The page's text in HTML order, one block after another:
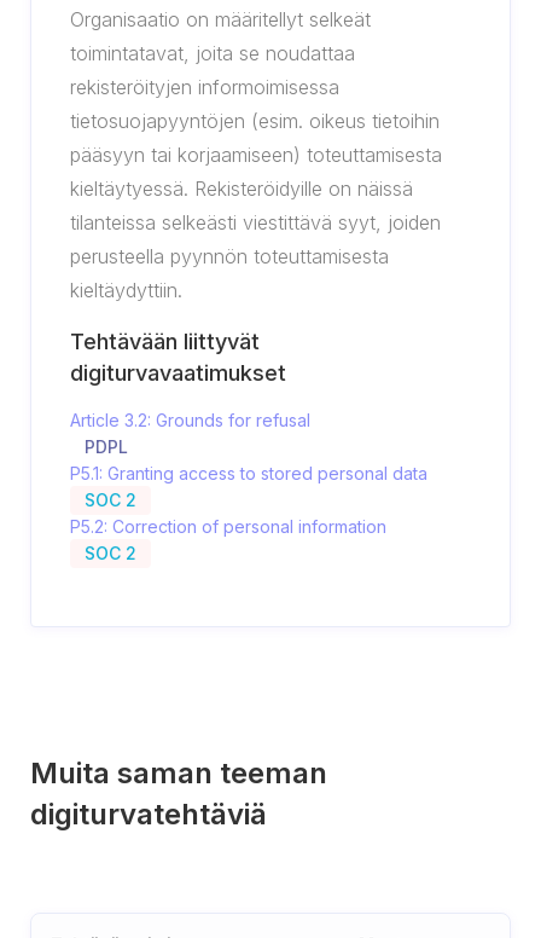
Organisaatio on määritellyt selkeät
toimintatavat, joita se noudattaa
rekisteröityjen informoimisessa
tietosuojapyyntöjen (esim. oikeus tietoihin
pääsyyn tai korjaamiseen) toteuttamisesta
kieltäytyessä. Rekisteröidyille on näissä
tilanteissa selkeästi viestittävä syyt, joiden
perusteella pyynnön toteuttamisesta
kieltäydyttiin.
Tehtävään liittyvät
digiturvavaatimukset
Article 3.2: Grounds for refusal
PDPL
P5.1: Granting access to stored personal data
SOC 2
P5.2: Correction of personal information
SOC 2
Muita saman teeman
digiturvatehtäviä